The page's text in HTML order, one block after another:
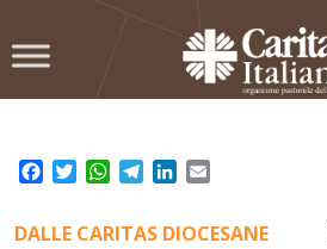
to
Facebook
TwitterWhatsApp
TelegramLinkedIn
DALLE CARITAS DIOCESANE